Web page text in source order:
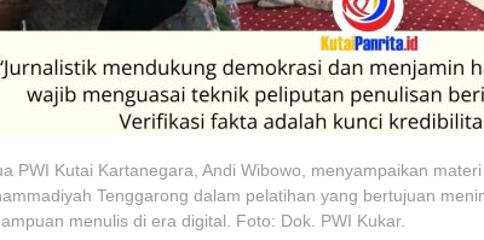
PWI Kutai Kartanegara, Andi Wibowo, menyampaikan
Tenggarong dalam pelatihan yang bertujuan
menulis di era digital. Foto: Dok. PWI Kukar.